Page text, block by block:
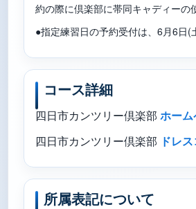
約の際に倶楽部に帯同キャディーの
●指定練習日の予約受付は、6月6日(
コース詳細
四日市カンツリー倶楽部 ホー
四日市カンツリー倶楽部 ドレ
所属表記について